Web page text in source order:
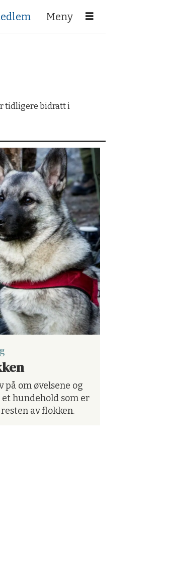
tidligere bidratt i
på om øvelsene og
hundehold som er
av flokken.